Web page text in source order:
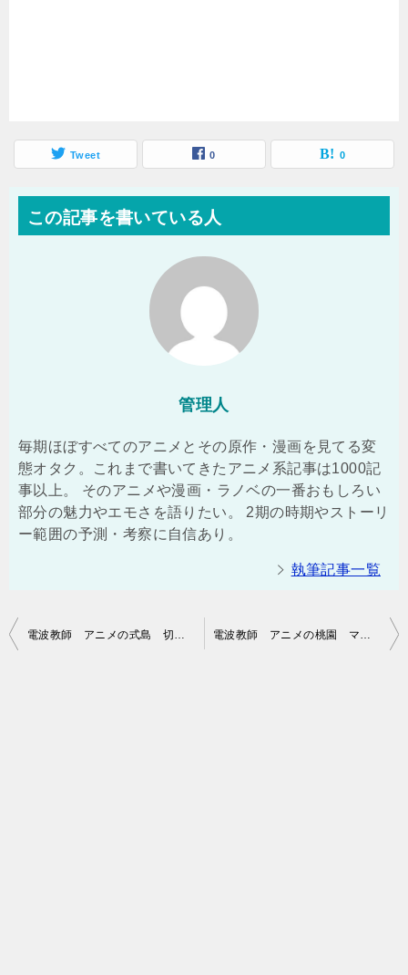
Tweet 0 0
この記事を書いている人
管理人
毎期ほぼすべてのアニメとその原作・漫画を見てる変
態オタク。これまで書いてきたアニメ系記事は1000記
事以上。 そのアニメや漫画・ラノベの一番おもしろい
部分の魅力やエモさを語りたい。 2期の時期やストーリ
ー範囲の予測・考察に自信あり。
執筆記事一覧
投
電波教師 アニメの式島 切子の声優や鑑とのフラグ【画像】 電波教師 アニメの桃園 マキナの声優や鑑とのフラグ【画像】